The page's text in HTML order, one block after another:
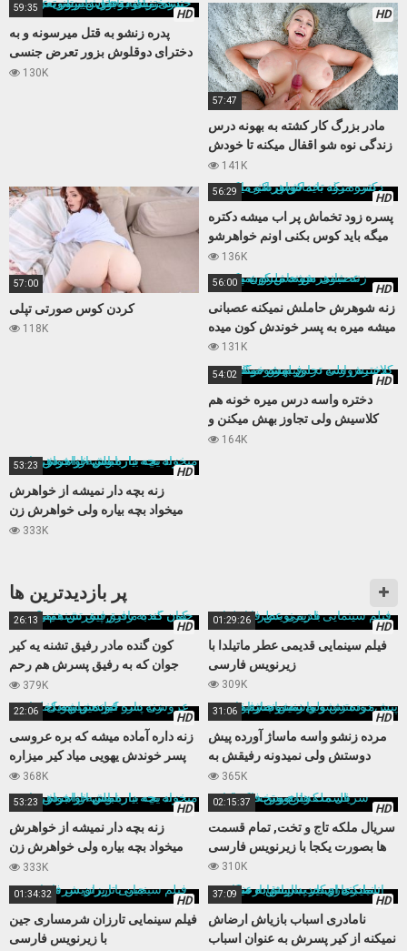
HD
59:35
پدره زنشو به قتل میرسونه و به
دخترای دوقلوش بزور تعرض جنسی
میکنه تابوی داستانی عالی
130K
HD
57:47
مادر بزرگ کار کشته به بهونه درس
زندگی نوه شو اقفال میکنه تا خودش
بعد مدتها حالی کنه
141K
57:00
کردن کوس صورتی تپلی
118K
HD
56:29
پسره زود تخماش پر اب میشه دکتره
میگه باید کوس بکنی اونم خواهرشو
میکنه
136K
HD
56:00
زنه شوهرش حاملش نمیکنه عصبانی
میشه میره به پسر خوندش کون میده
131K
HD
54:02
دختره واسه درس میره خونه هم
کلاسیش ولی تجاوز بهش میکنن و
فیلمشو میگیرن
164K
HD
53:23
زنه بچه دار نمیشه از خواهرش
میخواد بچه بیاره ولی خواهرش زن
باباش از آب در میاد
333K
پر بازدید‌ترین ها
HD
26:13
کون گنده مادر رفیق تشنه یه کیر
جوان که به رفیق پسرش هم رحم
نمیکنه
379K
HD
01:29:26
فیلم سینمایی قدیمی عطر ماتیلدا با
زیرنویس فارسی
309K
HD
22:06
زنه داره آماده میشه که بره عروسی
پسر خوندش یهویی میاد کیر میزاره
داخلش
368K
HD
31:06
مرده زنشو واسه ماساژ آورده پیش
دوستش ولی نمیدونه رفیقش به
زنش چشم داره
365K
HD
53:23
زنه بچه دار نمیشه از خواهرش
میخواد بچه بیاره ولی خواهرش زن
باباش از آب در میاد
333K
HD
02:15:37
سریال ملکه تاج و تخت, تمام قسمت
ها بصورت یکجا با زیرنویس فارسی
310K
HD
01:34:32
فیلم سینمایی تارزان شرمساری جین
با زیرنویس فارسی
HD
37:09
نامادری اسباب بازیاش ارضاش
نمیکنه از کیر پسرش به عنوان اسباب